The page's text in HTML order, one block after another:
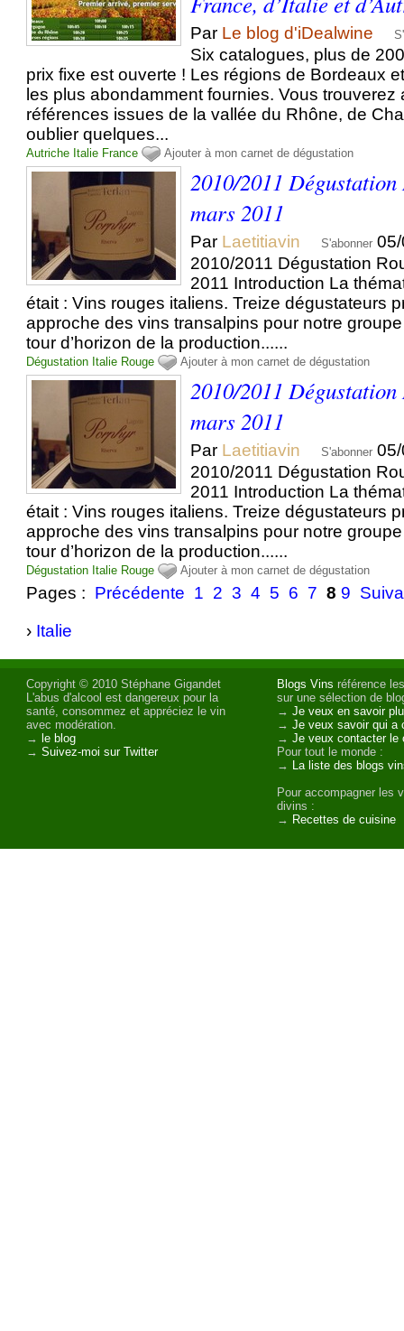
Par Le blog d'iDealwine
Six catalogues, plus de
prix fixe est ouverte ! Les régions de Bordeaux
les plus abondamment fournies. Vous trouverez
références issues de la vallée du Rhône, de
oublier quelques...
Autriche Italie France Ajouter à mon carnet de dégustation
2010/2011
mars 2011
Par Laetitiavin S'abonner
2010/2011 Dégustation
2011 Introduction La
était : Vins rouges italiens. Treize dégustateurs
approche des vins transalpins pour notre
tour d’horizon de la production......
Dégustation Italie Rouge Ajouter à mon carnet de dégustation
2010/2011
mars 2011
Par Laetitiavin S'abonner
2010/2011 Dégustation
2011 Introduction La
était : Vins rouges italiens. Treize dégustateurs
approche des vins transalpins pour notre
tour d’horizon de la production......
Dégustation Italie Rouge Ajouter à mon carnet de dégustation
Pages : Précédente 1 2 3 4 5 6 7 8 9
› Italie
Copyright © 2010 Stéphane Gigandet
L'abus d'alcool est dangereux pour la
santé, consommez et appréciez le vin
avec modération.
→ le blog
→Suivez-moi sur Twitter
Blogs Vins référence
sur une sélection de
→Je veux en savoir
→Je veux savoir qui a
→Je veux contacter le
Pour tout le monde :
→
La liste des blogs
Pour accompagner les
divins :
→ Recettes de cuisine